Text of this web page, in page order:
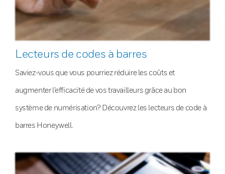
Lecteurs de codes à barres
Saviez-vous que vous pourriez réduire les coûts et
augmenter l’efficacité de vos travailleurs grâce au bon
système de numérisation? Découvrez les lecteurs de code à
barres Honeywell.